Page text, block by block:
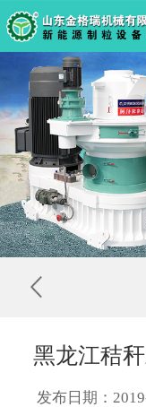
黑龙江秸
发布日期：